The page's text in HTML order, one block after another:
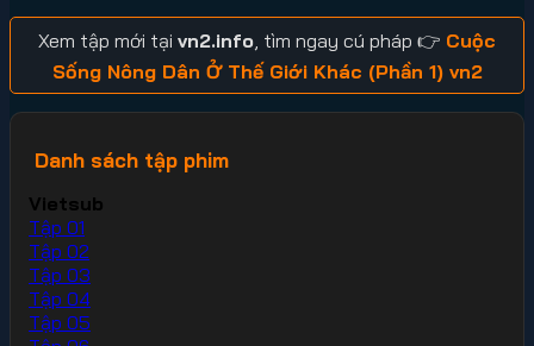
Xem tập mới tại vn2.info , tìm ngay cú pháp 👉 Cuộc
Sống Nông Dân Ở Thế Giới Khác (Phần 1) vn2
Danh sách tập phim
Vietsub
Tập 01
Tập 02
Tập 03
Tập 04
Tập 05